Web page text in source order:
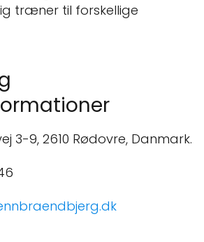
træner til forskellige
3-9, 2610 Rødovre, Danmark.